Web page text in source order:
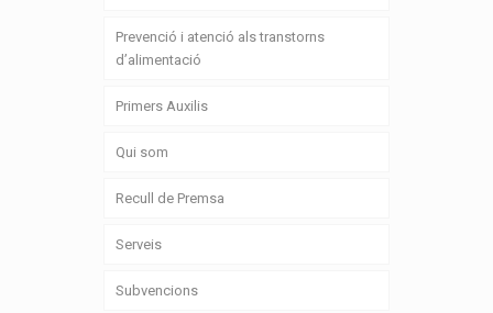
Prevenció i atenció als transtorns
d’alimentació
Primers Auxilis
Qui som
Recull de Premsa
Serveis
Subvencions